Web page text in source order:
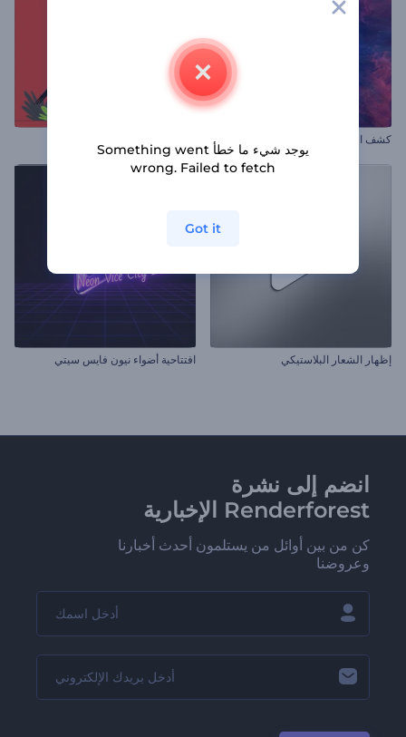
كشف الشعار في السديم المتوهج
إظهار الشعار البلاستيكي افتتاحية أضواء نيون فايس سيتي
انضم إلى نشرة
Renderforest الإخبارية
كن من بين أوائل من يستلمون أحدث أخبارنا
وعروضنا
يوجد شيء ما خطأ Something went
wrong. Failed to fetch
Got it